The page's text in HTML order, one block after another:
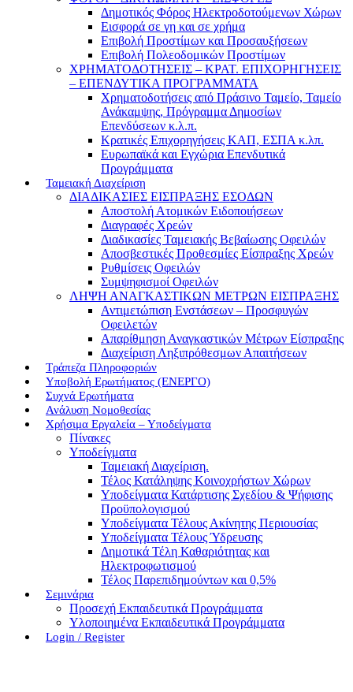
Δημοτικός Φόρος Ηλεκτροδοτούμενων Χώρων
Εισφορά σε γη και σε χρήμα
Επιβολή Προστίμων και Προσαυξήσεων
Επιβολή Πολεοδομικών Προστίμων
ΧΡΗΜΑΤΟΔΟΤΗΣΕΙΣ – ΚΡΑΤ. ΕΠΙΧΟΡΗΓΗΣΕΙΣ
– ΕΠΕΝΔΥΤΙΚΑ ΠΡΟΓΡΑΜΜΑΤΑ
Χρηματοδοτήσεις από Πράσινο Ταμείο, Ταμείο
Ανάκαμψης, Πρόγραμμα Δημοσίων
Επενδύσεων κ.λ.π.
Κρατικές Επιχορηγήσεις ΚΑΠ, ΕΣΠΑ κ.λπ.
Ευρωπαϊκά και Εγχώρια Επενδυτικά
Προγράμματα
Ταμειακή Διαχείριση
ΔΙΑΔΙΚΑΣΙΕΣ ΕΙΣΠΡΑΞΗΣ ΕΣΟΔΩΝ
Αποστολή Ατομικών Ειδοποιήσεων
Διαγραφές Χρεών
Διαδικασίες Ταμειακής Βεβαίωσης Οφειλών
Αποσβεστικές Προθεσμίες Είσπραξης Χρεών
Ρυθμίσεις Οφειλών
Συμψηφισμοί Οφειλών
ΛΗΨΗ ΑΝΑΓΚΑΣΤΙΚΩΝ ΜΕΤΡΩΝ ΕΙΣΠΡΑΞΗΣ
Αντιμετώπιση Ενστάσεων – Προσφυγών
Οφειλετών
Απαρίθμηση Αναγκαστικών Μέτρων Είσπραξης
Διαχείριση Ληξιπρόθεσμων Απαιτήσεων
Τράπεζα Πληροφοριών
Υποβολή Ερωτήματος (ΕΝΕΡΓΟ)
Συχνά Ερωτήματα
Ανάλυση Νομοθεσίας
Χρήσιμα Εργαλεία – Υποδείγματα
Πίνακες
Υποδείγματα
Ταμειακή Διαχείριση.
Τέλος Κατάληψης Κοινοχρήστων Χώρων
Υποδείγματα Κατάρτισης Σχεδίου & Ψήφισης
Προϋπολογισμού
Υποδείγματα Τέλους Ακίνητης Περιουσίας
Υποδείγματα Τέλους Ύδρευσης
Δημοτικά Τέλη Καθαριότητας και
Ηλεκτροφωτισμού
Τέλος Παρεπιδημούντων και 0,5%
Σεμινάρια
Προσεχή Εκπαιδευτικά Προγράμματα
Υλοποιημένα Εκπαιδευτικά Προγράμματα
Login / Register